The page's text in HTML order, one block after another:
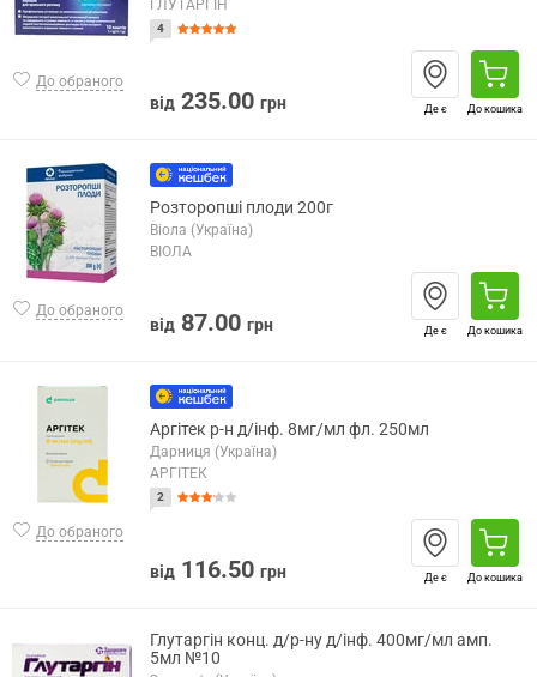
До обраного
ГЛУТАРГІН
4
від 235.00 грн Де є До кошика
До обраного
Розторопші плоди 200г
Віола (Україна)
ВІОЛА
від 87.00 грн Де є До кошика
До обраного
Аргітек р-н д/інф. 8мг/мл фл. 250мл
Дарниця (Україна)
АРГІТЕК
2
від 116.50 грн Де є До кошика
Глутаргін конц. д/р-ну д/інф. 400мг/мл амп.
5мл №10